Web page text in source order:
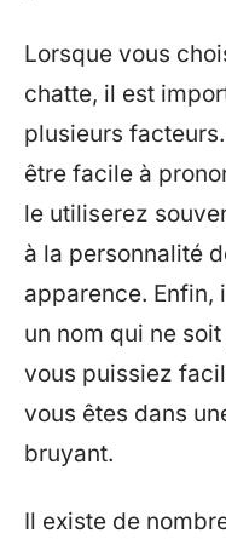
Lorsque vous
chatte, il est
plusieurs
être facile à
le utiliserez
à la personnalité
apparence. Enfin,
un nom qui ne
vous puissiez
vous êtes dans
bruyant.
Il existe de